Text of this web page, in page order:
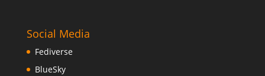
Social Media
Fediverse
BlueSky